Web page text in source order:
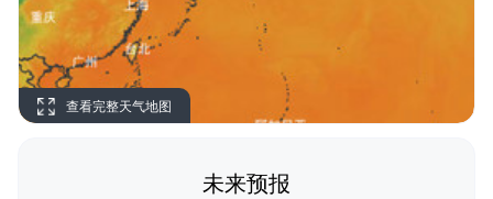
查看完整天气地图
未来预报